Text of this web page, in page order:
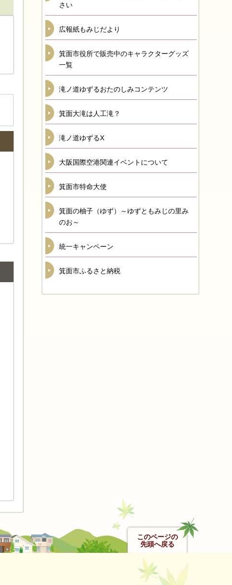
さい
広報紙もみじだより
箕面市役所で販売中のキャラクターグッズ
一覧
滝ノ道ゆずるおたのしみコンテンツ
箕面大滝は人工滝？
滝ノ道ゆずるX
大阪国際空港関連イベントについて
箕面市特命大使
箕面の柚子（ゆず）～ゆずともみじの里み
のお～
統一キャンペーン
箕面市ふるさと納税
このページの
先頭へ戻る